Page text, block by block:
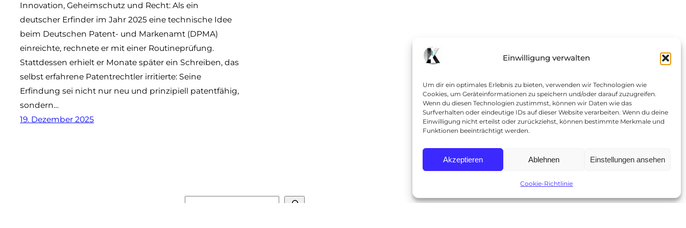
Einwilligung verwalten
Um dir ein optimales Erlebnis zu bieten, verwenden wir Technologien wie
Cookies, um Geräteinformationen zu speichern und/oder darauf zuzugreifen.
Wenn du diesen Technologien zustimmst, können wir Daten wie das
Surfverhalten oder eindeutige IDs auf dieser Website verarbeiten. Wenn du deine
Einwilligung nicht erteilst oder zurückziehst, können bestimmte Merkmale und
Funktionen beeinträchtigt werden.
Akzeptieren Ablehnen Einstellungen ansehen
Cookie-Richtlinie
Innovation, Geheimschutz und Recht: Als ein
deutscher Erfinder im Jahr 2025 eine technische Idee
beim Deutschen Patent- und Markenamt (DPMA)
einreichte, rechnete er mit einer Routineprüfung.
Stattdessen erhielt er Monate später ein Schreiben, das
selbst erfahrene Patentrechtler irritierte: Seine
Erfindung sei nicht nur neu und prinzipiell patentfähig,
sondern…
19. Dezember 2025
Suchen